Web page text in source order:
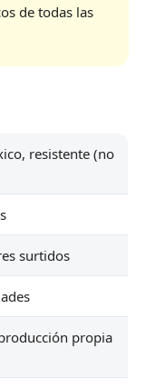
de todas las
resistente (no
surtidos
propia